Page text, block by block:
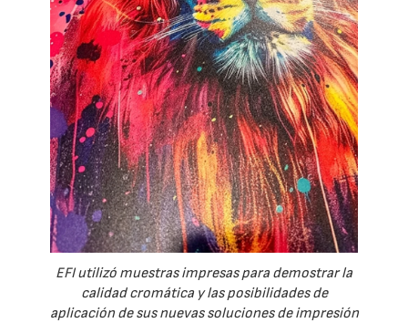
EFI utilizó muestras impresas para demostrar la
calidad cromática y las posibilidades de
aplicación de sus nuevas soluciones de impresión